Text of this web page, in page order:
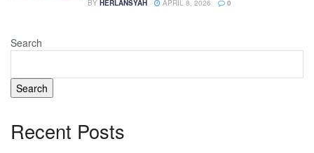
BY HERLANSYAH APRIL 8, 2026 0
Search
Search
Recent Posts